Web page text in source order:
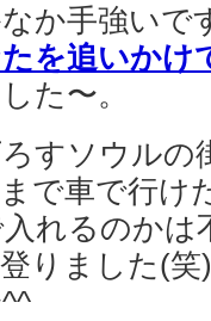
か手強いで
を追いかけ
た〜。
すソウルの
で車で行け
れるのかは
りました(